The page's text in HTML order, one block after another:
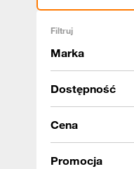
Filtruj
Marka
Dostępność
Cena
Promocja